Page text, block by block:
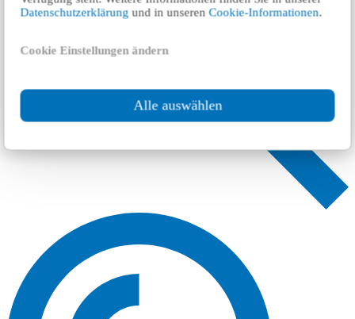
Datenschutzerklärung und in unserenCookie-Informationen.
Cookie Einstellungen ändern
Alle auswählen